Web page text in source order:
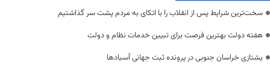
سخت‌ترین شرایط پس از انقلاب را با اتکای به مردم پشت سر گذاشتیم
هفته دولت بهترین فرصت برای تبیین خدمات نظام و دولت
یشتازی خراسان جنوبی در پرونده ثبت جهانی آسبادها